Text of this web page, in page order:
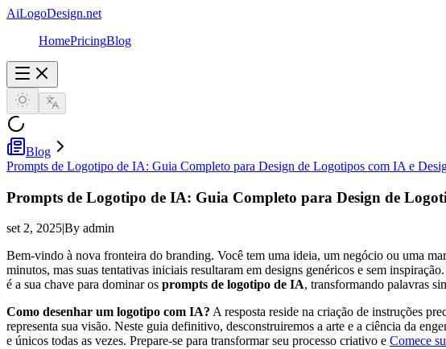
AiLogoDesign.net
HomePricingBlog
Blog
Prompts de Logotipo de IA: Guia Completo para Design de Logotipos com IA e
Prompts de Logotipo de IA: Guia Completo para Design de
set 2, 2025|By admin
Bem-vindo à nova fronteira do branding. Você tem uma ideia, um negócio ou uma
minutos, mas suas tentativas iniciais resultaram em designs genéricos e sem
é a sua chave para dominar os prompts de logotipo de IA, transformando palavras
Como desenhar um logotipo com IA? A resposta reside na criação de instruções
representa sua visão. Neste guia definitivo, desconstruiremos a arte e a ciência da
e únicos todas as vezes. Prepare-se para transformar seu processo criativo e Comece